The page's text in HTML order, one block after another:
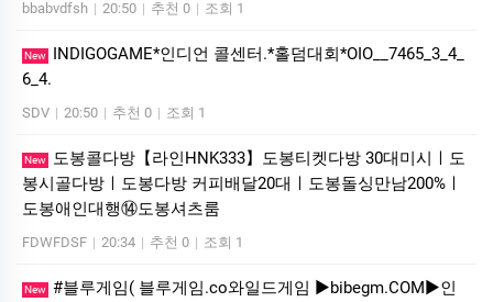
bbabvdfsh | 20:50 | 추천 0 | 조회 1
New
INDIGOGAME*인디언 콜센터.*홀덤대회*OIO__7465_3_4_
6_4.
SDV | 20:50 | 추천 0 | 조회 1
New
도봉콜다방【라인HNK333】도봉티켓다방 30대미시ㅣ도
봉시골다방ㅣ도봉다방 커피배달20대ㅣ도봉돌싱만남200%ㅣ
도봉애인대행⑭도봉셔츠룸
FDWFDSF | 20:34 | 추천 0 | 조회 1
New #블루게임( 블루게임.co와일드게임 ▶bibegm.COM▶인